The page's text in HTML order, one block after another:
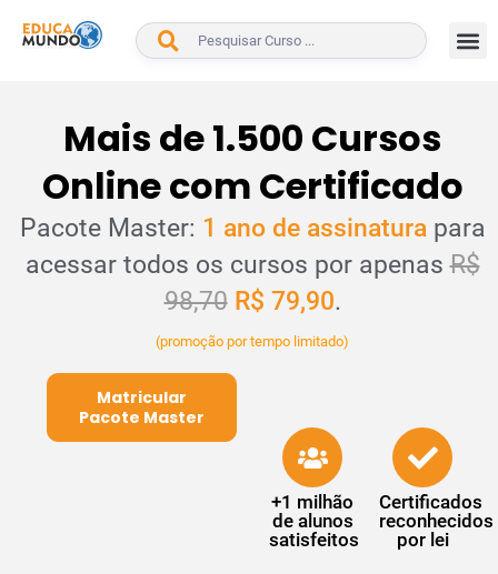
BUSCAR
Mais de 1.500 Cursos
Online com Certificado
Pacote Master: 1 ano de assinatura para
acessar todos os cursos por apenasR$
98,70 R$ 79,90.
(promoção por tempo limitado)
Matricular
Pacote Master
+1 milhão
de alunos
satisfeitos
Certificados
reconhecidos
por lei